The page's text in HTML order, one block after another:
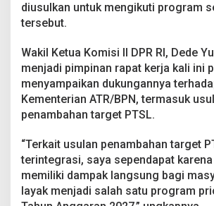
diusulkan untuk mengikuti program
tersebut.
Wakil Ketua Komisi II DPR RI, Dede
menjadi pimpinan rapat kerja kali ini
menyampaikan dukungannya
Kementerian ATR/BPN, termasuk
penambahan target PTSL.
“Terkait usulan penambahan target
terintegrasi, saya sependapat
memiliki dampak langsung bagi
layak menjadi salah satu program